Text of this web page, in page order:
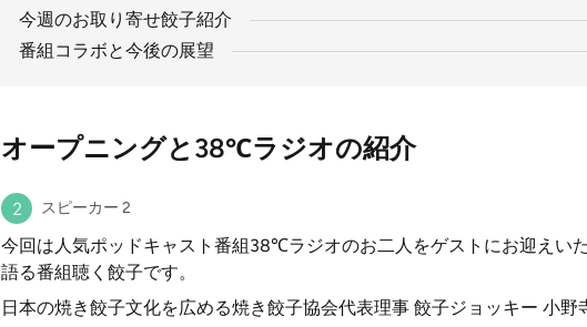
今週のお取り寄せ餃子紹介
番組コラボと今後の展望
オープニングと38℃ラジオの紹介
スピーカー 2
今回は人気ポッドキャスト番組38℃ラジオのお二人をゲストにお迎えい
語る番組聴く餃子です。
日本の焼き餃子文化を広める焼き餃子協会代表理事 餃子ジョッキー 小野